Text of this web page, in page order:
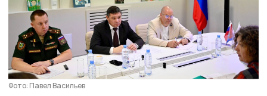
Фото: Павел Васильев